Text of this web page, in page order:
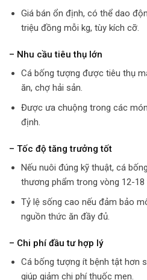
Giá bán ổn định, có thể dao
triệu đồng mỗi kg, tùy kích cỡ.
– Nhu cầu tiêu thụ lớn
Cá bống tượng được tiêu thụ
ăn, chợ hải sản.
Được ưa chuộng trong các
định.
– Tốc độ tăng trưởng tốt
Nếu nuôi đúng kỹ thuật, cá
thương phẩm trong vòng 12-18
Tỷ lệ sống cao nếu đảm bảo
nguồn thức ăn đầy đủ.
– Chi phí đầu tư hợp lý
Cá bống tượng ít bệnh tật hơn
giúp giảm chi phí thuốc men.